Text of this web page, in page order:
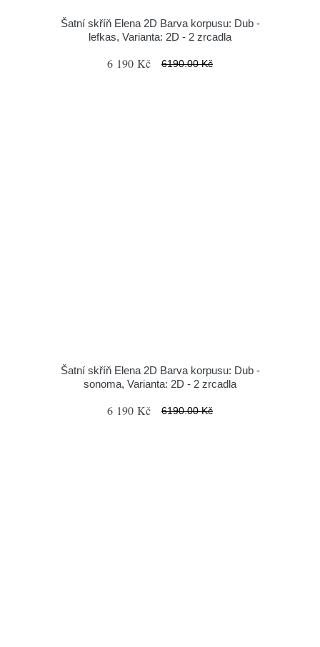
Šatní skříň Elena 2D Barva korpusu: Dub -
lefkas, Varianta: 2D - 2 zrcadla
6 190 Kč 6190.00 Kč
Šatní skříň Elena 2D Barva korpusu: Dub -
sonoma, Varianta: 2D - 2 zrcadla
6 190 Kč 6190.00 Kč